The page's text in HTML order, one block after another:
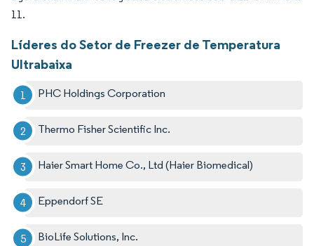
11.
Líderes do Setor de Freezer de Temperatura
Ultrabaixa
PHC Holdings Corporation
Thermo Fisher Scientific Inc.
Haier Smart Home Co., Ltd (Haier Biomedical)
Eppendorf SE
BioLife Solutions, Inc.